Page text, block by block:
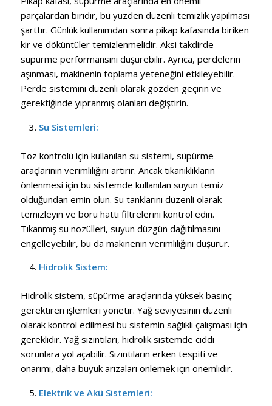
parçalardan biridir, bu yüzden düzenli temizlik yapılması
şarttır. Günlük kullanımdan sonra pikap kafasında biriken
kir ve döküntüler temizlenmelidir. Aksi takdirde
süpürme performansını düşürebilir. Ayrıca, perdelerin
aşınması, makinenin toplama yeteneğini etkileyebilir.
Perde sistemini düzenli olarak gözden geçirin ve
gerektiğinde yıpranmış olanları değiştirin.
Su Sistemleri:
Toz kontrolü için kullanılan su sistemi, süpürme
araçlarının verimliliğini artırır. Ancak tıkanıklıkların
önlenmesi için bu sistemde kullanılan suyun temiz
olduğundan emin olun. Su tanklarını düzenli olarak
temizleyin ve boru hattı filtrelerini kontrol edin.
Tıkanmış su nozülleri, suyun düzgün dağıtılmasını
engelleyebilir, bu da makinenin verimliliğini düşürür.
Hidrolik Sistem:
Hidrolik sistem, süpürme araçlarında yüksek basınç
gerektiren işlemleri yönetir. Yağ seviyesinin düzenli
olarak kontrol edilmesi bu sistemin sağlıklı çalışması için
gereklidir. Yağ sızıntıları, hidrolik sistemde ciddi
sorunlara yol açabilir. Sızıntıların erken tespiti ve
onarımı, daha büyük arızaları önlemek için önemlidir.
Elektrik ve Akü Sistemleri: